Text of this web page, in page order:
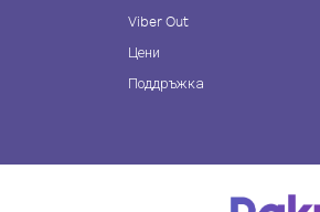
Viber Out
Цени
Поддръжка